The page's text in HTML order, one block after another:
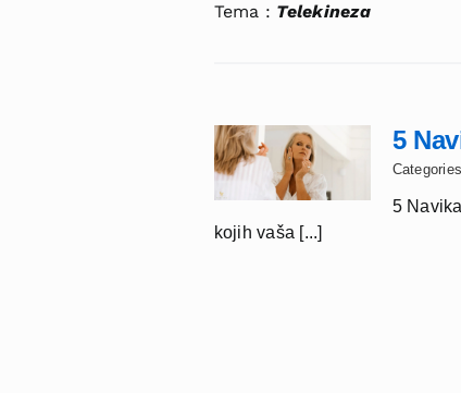
Tema : Telekineza
5
5
kojih vaša [...]